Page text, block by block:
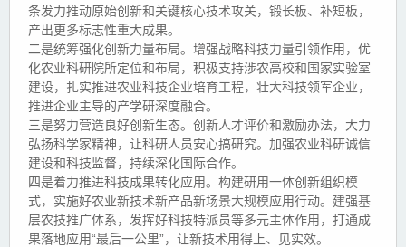
条发力推动原始创新和关键核心技术攻关，锻长板、补短板，
产出更多标志性重大成果。
二是统筹强化创新力量布局。增强战略科技力量引领作用，优
化农业科研院所定位和布局，积极支持涉农高校和国家实验室
建设，扎实推进农业科技企业培育工程，壮大科技领军企业，
推进企业主导的产学研深度融合。
三是努力营造良好创新生态。创新人才评价和激励办法，大力
弘扬科学家精神，让科研人员安心搞研究。加强农业科研诚信
建设和科技监督，持续深化国际合作。
四是着力推进科技成果转化应用。构建研用一体创新组织模
式，实施好农业新技术新产品新场景大规模应用行动。建强基
层农技推广体系，发挥好科技特派员等多元主体作用，打通成
果落地应用“最后一公里”，让新技术用得上、见实效。